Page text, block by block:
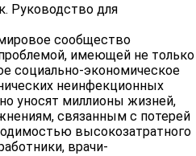
Руководство для
сообщество
имеющей не только
социально‐экономическое
неинфекционных
уносят миллионы жизней,
связанным с потерей
высокозатратного
врачи-